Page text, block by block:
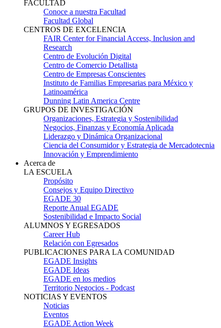
FACULTAD
Conoce a nuestra Facultad
Facultad Global
CENTROS DE EXCELENCIA
FAIR Center for Financial Access, Inclusion and
Research
Centro de Evolución Digital
Centro de Comercio Detallista
Centro de Empresas Conscientes
Instituto de Familias Empresarias para México y
Latinoamérica
Dunning Latin America Centre
GRUPOS DE INVESTIGACIÓN
Organizaciones, Estrategia y Sostenibilidad
Negocios, Finanzas y Economía Aplicada
Liderazgo y Dinámica Organizacional
Ciencia del Consumidor y Estrategia de Mercadotecnia
Innovación y Emprendimiento
Acerca de
LA ESCUELA
Propósito
Consejos y Equipo Directivo
EGADE 30
Reporte Anual EGADE
Sostenibilidad e Impacto Social
ALUMNOS Y EGRESADOS
Career Hub
Relación con Egresados
PUBLICACIONES PARA LA COMUNIDAD
EGADE Insights
EGADE Ideas
EGADE en los medios
Territorio Negocios - Podcast
NOTICIAS Y EVENTOS
Noticias
Eventos
EGADE Action Week